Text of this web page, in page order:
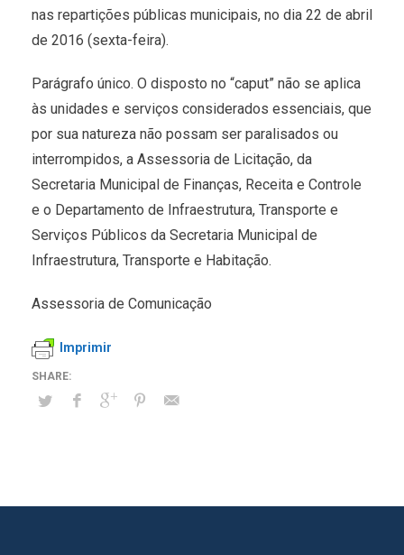
nas repartições públicas municipais, no dia 22 de abril
de 2016 (sexta-feira).
Parágrafo único. O disposto no “caput” não se aplica
às unidades e serviços considerados essenciais, que
por sua natureza não possam ser paralisados ou
interrompidos, a Assessoria de Licitação, da
Secretaria Municipal de Finanças, Receita e Controle
e o Departamento de Infraestrutura, Transporte e
Serviços Públicos da Secretaria Municipal de
Infraestrutura, Transporte e Habitação.
Assessoria de Comunicação
Imprimir